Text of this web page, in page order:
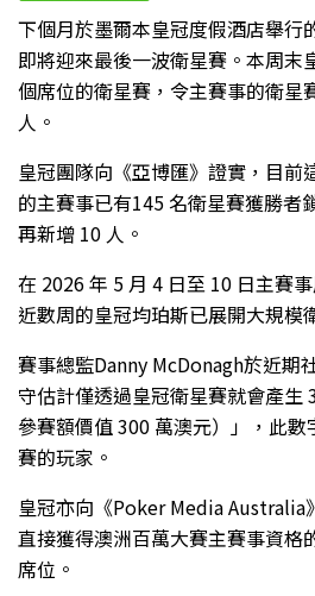
下個月於墨爾本皇冠度假酒店舉行
即將迎來最後一波衛星賽。本周末
個席位的衛星賽，令主賽事的衛星
人。
皇冠團隊向《亞博匯》證實，目前
的主賽事已有145 名衛星賽獲勝者
再新增 10 人。
在 2026 年 5 月 4 日至 10 日主賽
近數周的皇冠均珀斯已展開大規模
賽事總監Danny McDonagh於近期
守估計僅透過皇冠衛星賽就會產生
參賽額價值 300 萬澳元）」，此
賽的玩家。
皇冠亦向《Poker Media Australia
直接獲得澳洲百萬大賽主賽事資格
席位。